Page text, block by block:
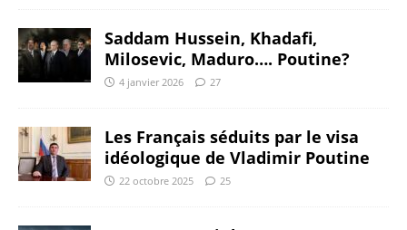
Saddam Hussein, Khadafi,
Milosevic, Maduro…. Poutine?
4 janvier 2026 27
Les Français séduits par le visa
idéologique de Vladimir Poutine
22 octobre 2025 25